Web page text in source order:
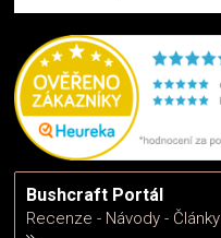
Bushcraft Portál
Recenze - Návody - Články